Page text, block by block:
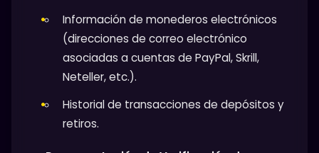
Información de monederos electrónicos
(direcciones de correo electrónico
asociadas a cuentas de PayPal, Skrill,
Neteller, etc.).
Historial de transacciones de depósitos y
retiros.